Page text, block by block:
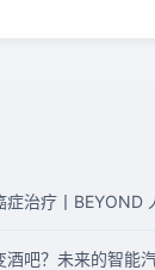
治疗丨BEYOND
吧？未来的智能